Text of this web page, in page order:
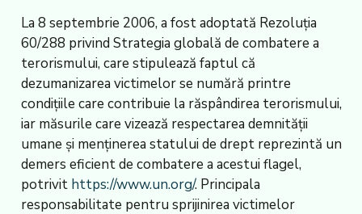
La 8 septembrie 2006, a fost adoptată Rezoluția
60/288 privind Strategia globală de combatere a
terorismului, care stipulează faptul că
dezumanizarea victimelor se numără printre
condițiile care contribuie la răspândirea terorismului,
iar măsurile care vizează respectarea demnității
umane și menținerea statului de drept reprezintă un
demers eficient de combatere a acestui flagel,
potrivit https://www.un.org/. Principala
responsabilitate pentru sprijinirea victimelor